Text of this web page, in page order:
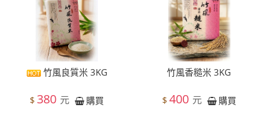
竹風良質米 3KG
$ 380 元 購買
竹風香糙米 3KG
$ 400 元 購買